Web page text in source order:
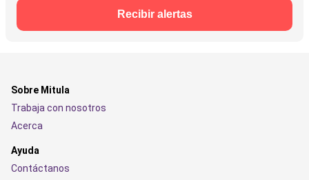
Recibir alertas
Sobre Mitula
Trabaja con nosotros
Acerca
Ayuda
Contáctanos